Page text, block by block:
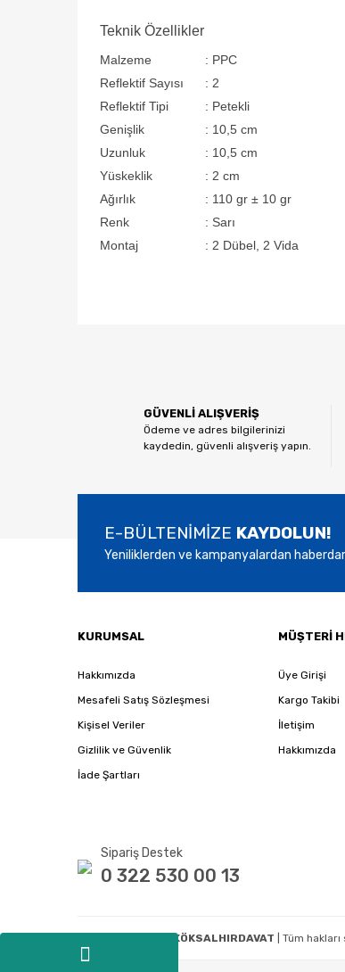
Teknik Özellikler
Malzeme : PPC
Reflektif Sayısı
: 2
Reflektif Tipi
: Petekli
Genişlik
: 10,5 cm
Uzunluk
: 10,5 cm
Yüskeklik
: 2 cm
Ağırlık
: 110 gr ± 10 gr
Renk
: Sarı
Montaj
: 2 Dübel, 2 Vida
Ürün açıklamasında eksik bilgiler bulunuyor.
Ürün bilgilerinde hatalar bulunuyor.
GÜVENLİ ALIŞVERİŞ
Ödeme ve adres bilgilerinizi
kaydedin, güvenli alışveriş yapın.
E-BÜLTENİMİZE KAYDOLUN!
Yeniliklerden ve kampanyalardan
KURUMSAL
Hakkımızda
Mesafeli Satış Sözleşmesi
Kişisel Veriler
Gizlilik ve Güvenlik
İade Şartları
MÜŞTERİ
Üye Girişi
Kargo Takibi
İletişim
Hakkımızda
Sipariş Destek
0 322 530 00 13
E-KÖKSALHIRDAVAT | Tüm hakları